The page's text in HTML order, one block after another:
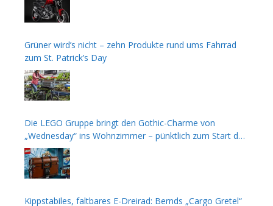
Grüner wird’s nicht – zehn Produkte rund ums Fahrrad
zum St. Patrick’s Day
Die LEGO Gruppe bringt den Gothic-Charme von
„Wednesday“ ins Wohnzimmer – pünktlich zum Start der
zweiten Staffel
Kippstabiles, faltbares E-Dreirad: Bernds „Cargo Gretel“